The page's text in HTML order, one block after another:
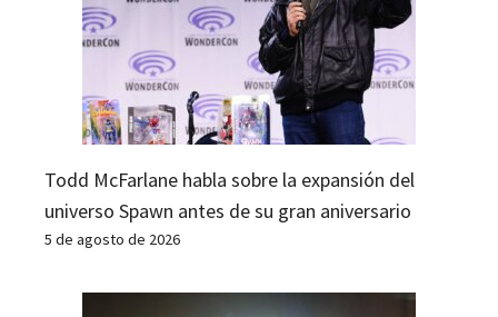
Todd McFarlane habla sobre la expansión del
universo Spawn antes de su gran aniversario
5 de agosto de 2026